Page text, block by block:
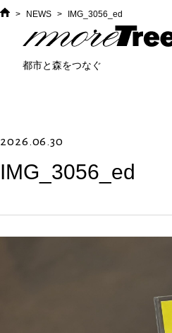
都市と森をつなぐ
2026.06.30
IMG_3056_ed
> NEWS > IMG_3056_ed